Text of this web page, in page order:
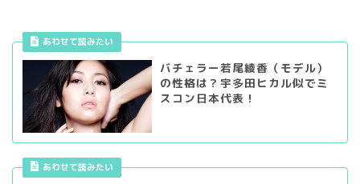
あわせて読みたい
バチェラー若尾綾香（モデル）
の性格は？宇多田ヒカル似でミ
スコン日本代表！
あわせて読みたい